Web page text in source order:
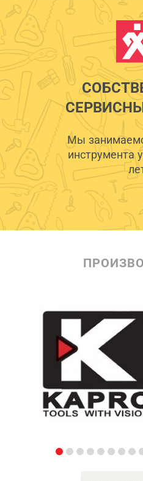
Мы
инструмента